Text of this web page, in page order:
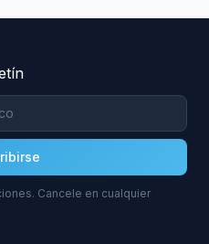
Cancele en cualquier